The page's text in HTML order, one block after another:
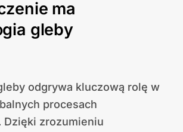
ma
gleby
procesach
Dzięki zrozumieniu